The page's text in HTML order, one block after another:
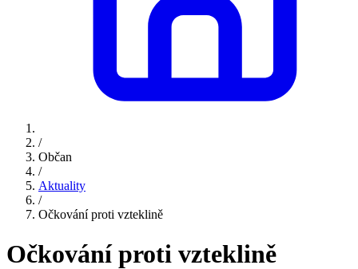
/
Občan
/
Aktuality
/
Očkování proti vzteklině
Očkování proti vzteklině